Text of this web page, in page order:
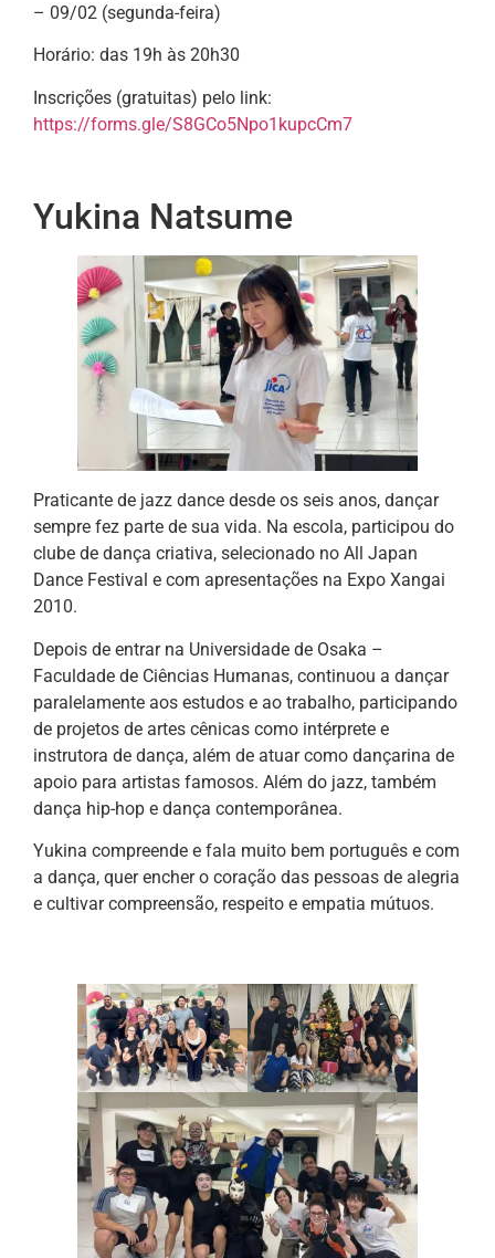
– 09/02 (segunda-feira)
Horário: das 19h às 20h30
Inscrições (gratuitas) pelo link:
https://forms.gle/S8GCo5Npo1kupcCm7
Yukina Natsume
Praticante de jazz dance desde os seis anos, dançar
sempre fez parte de sua vida. Na escola, participou do
clube de dança criativa, selecionado no All Japan
Dance Festival e com apresentações na Expo Xangai
2010.
Depois de entrar na Universidade de Osaka –
Faculdade de Ciências Humanas, continuou a dançar
paralelamente aos estudos e ao trabalho, participando
de projetos de artes cênicas como intérprete e
instrutora de dança, além de atuar como dançarina de
apoio para artistas famosos. Além do jazz, também
dança hip-hop e dança contemporânea.
Yukina compreende e fala muito bem português e com
a dança, quer encher o coração das pessoas de alegria
e cultivar compreensão, respeito e empatia mútuos.